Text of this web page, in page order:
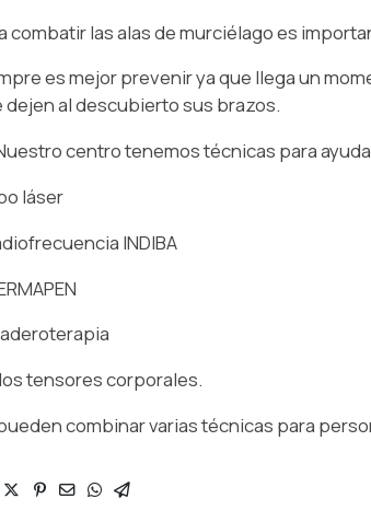
combatir las alas de murciélago es
es mejor prevenir ya que llega un
dejen al descubierto sus brazos.
centro tenemos técnicas para
láser
INDIBA
tensores corporales.
combinar varias técnicas para